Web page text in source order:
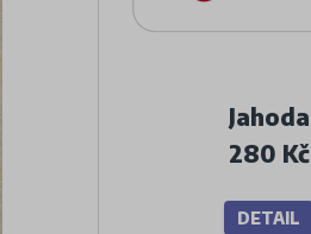
Jahoda
280 Kč
DETAIL